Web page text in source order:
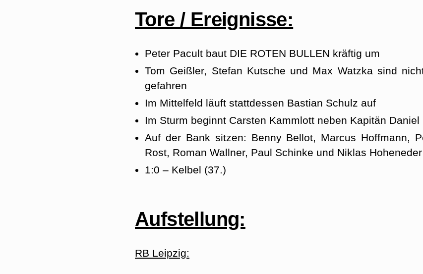
Tore / Ereignisse:
Peter Pacult baut DIE ROTEN BULLEN kräftig um
Tom Geißler, Stefan Kutsche und Max Watzka sind
gefahren
Im Mittelfeld läuft stattdessen Bastian Schulz auf
Im Sturm beginnt Carsten Kammlott neben Kapitän Daniel
Auf der Bank sitzen: Benny Bellot, Marcus Hoffmann,
Rost, Roman Wallner, Paul Schinke und Niklas Hoheneder
1:0 – Kelbel (37.)
Aufstellung:
RB Leipzig: